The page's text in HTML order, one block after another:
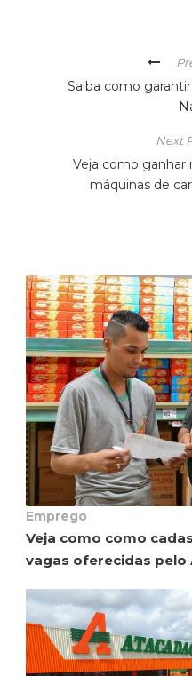
Saiba como
Next
Veja como ganhar
máquinas de
Emprego
Veja como como
vagas oferecidas pelo